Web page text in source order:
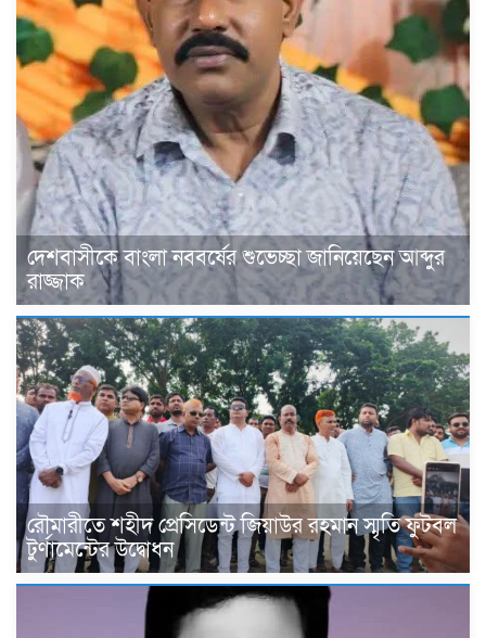
দেশবাসীকে বাংলা নববর্ষের শুভেচ্ছা জানিয়েছেন আব্দুর
রাজ্জাক
রৌমারীতে শহীদ প্রেসিডেন্ট জিয়াউর রহমান স্মৃতি ফুটবল
টুর্ণামেন্টের উদ্বোধন